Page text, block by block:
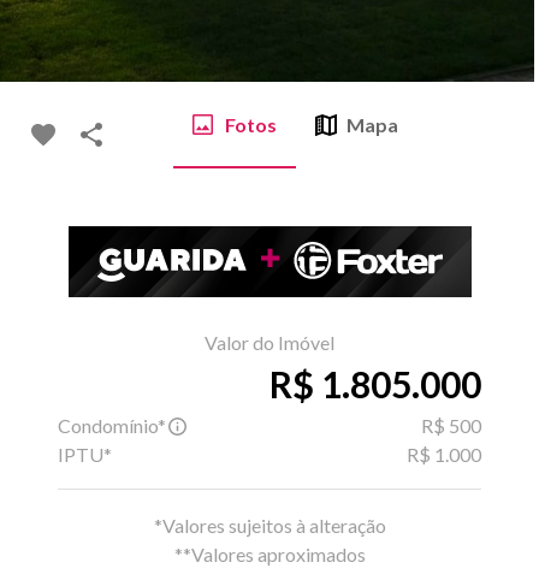
Fotos Mapa
Valor do Imóvel
R$ 1.805.000
Condomínio*
R$ 500
IPTU*
R$ 1.000
*Valores sujeitos à alteração
**Valores aproximados